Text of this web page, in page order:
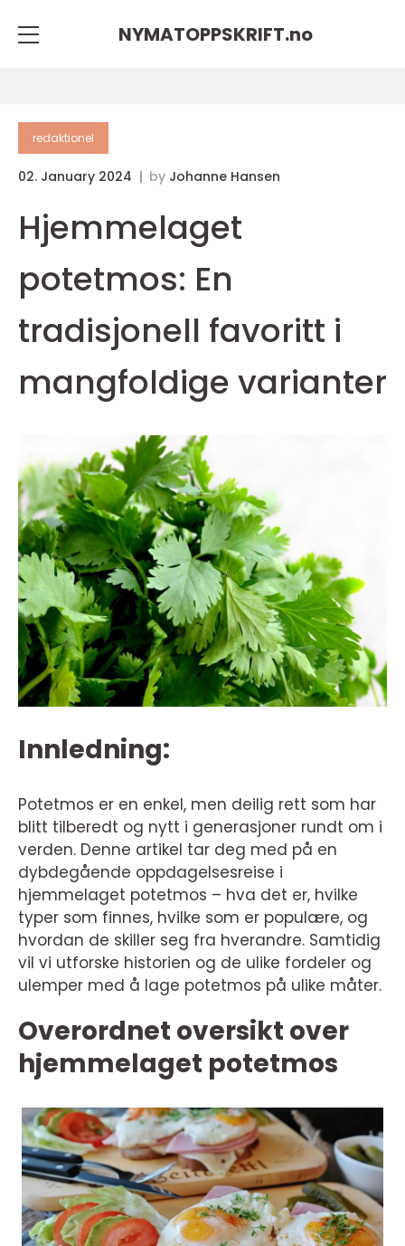
NYMATOPPSKRIFT.no
redaktionel
02. January 2024 by Johanne Hansen
Hjemmelaget
potetmos: En
tradisjonell favoritt i
mangfoldige varianter
Innledning:
Potetmos er en enkel, men deilig rett som har
blitt tilberedt og nytt i generasjoner rundt om i
verden. Denne artikel tar deg med på en
dybdegående oppdagelsesreise i
hjemmelaget potetmos – hva det er, hvilke
typer som finnes, hvilke som er populære, og
hvordan de skiller seg fra hverandre. Samtidig
vil vi utforske historien og de ulike fordeler og
ulemper med å lage potetmos på ulike måter.
Overordnet oversikt over
hjemmelaget potetmos